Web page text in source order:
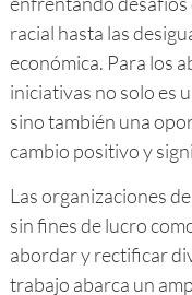
racial hasta las
económica. Para los
iniciativas no solo es
sino también una
cambio positivo y
Las organizaciones
sin fines de lucro
abordar y rectificar
trabajo abarca un